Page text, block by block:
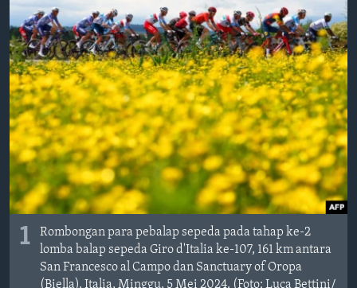
Pencarian
IKUTI KAMI
Bahasa-bahasa
1
Rombongan para pebalap sepeda pada tahap ke-2
lomba balap sepeda Giro d'Italia ke-107, 161 km antara
San Francesco al Campo dan Sanctuary of Oropa
(Biella), Italia, Minggu, 5 Mei 2024. (Foto: Luca Bettini/